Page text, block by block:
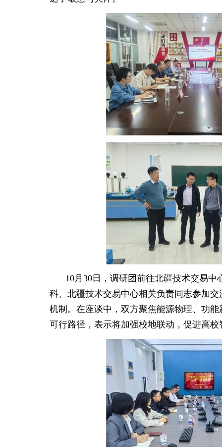
10月30 日 ，调研团前往北疆技术交易中
科、北疆技术交易中心相关负责同志参加
机制。在座谈中，双方聚焦能源物理、功
可行路径，表示将加强校地联动，促进高